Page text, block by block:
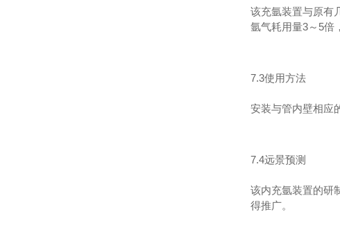
该充氩装置与原有
氩气耗用量3～5倍
7.3使用方法
安装与管内壁相应
7.4远景预测
该内充氩装置的研
得推广。